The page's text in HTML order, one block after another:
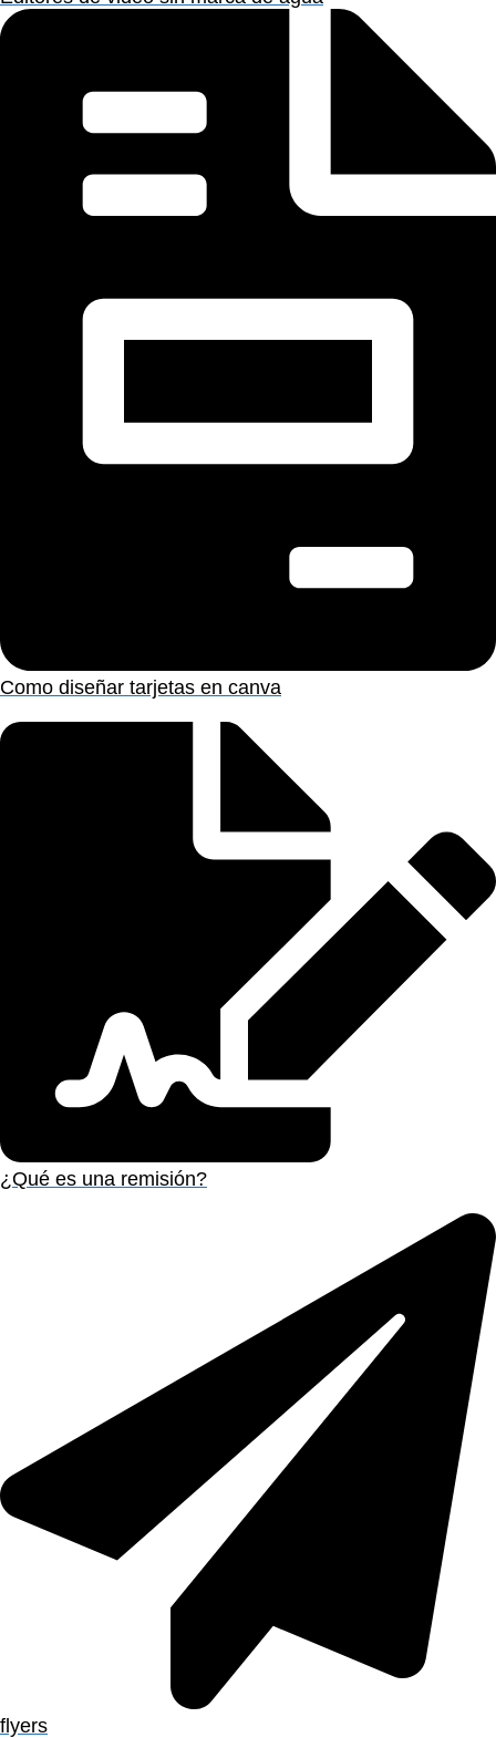
Como diseñar tarjetas en canva
¿Qué es una remisión?
flyers